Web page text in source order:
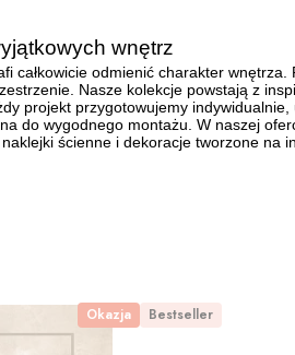
wnętrz
całkowicie odmienić charakter
Nasze kolekcje powstają z
projekt przygotowujemy
do wygodnego montażu. W naszej
ścienne i dekoracje tworzone
Okazja Bestseller